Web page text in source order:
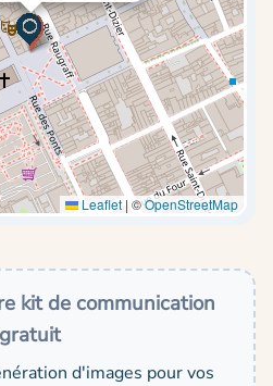
Leaflet | ©OpenStreetMap
kit de communication
gratuit
d'images pour vos